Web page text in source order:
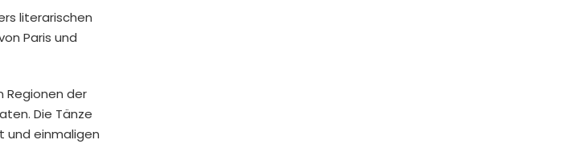
literarischen
Paris und
Regionen der
Die Tänze
und einmaligen